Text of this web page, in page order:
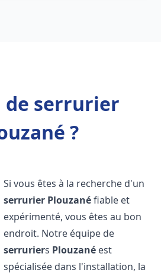
de serrurier
?
Si vous êtes à la recherche d'un
serrurier Plouzanéfiable et
expérimenté, vous êtes au bon
endroit. Notre équipe de
serruriers Plouzané est
spécialisée dans l'installation, la